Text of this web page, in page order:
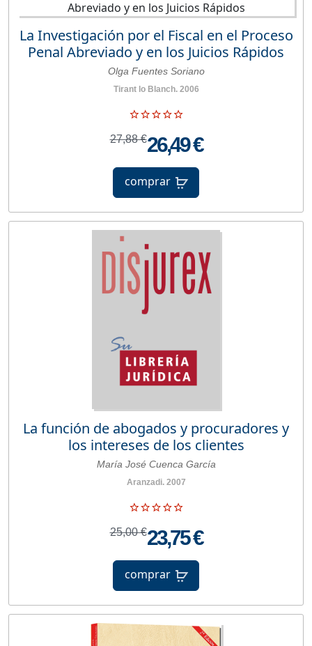
La Investigación por el Fiscal en el Proceso
Penal Abreviado y en los Juicios Rápidos
Olga Fuentes Soriano
Tirant lo Blanch. 2006
27,88 €26,49 €
comprar
La función de abogados y procuradores y
los intereses de los clientes
María José Cuenca García
Aranzadi. 2007
25,00 €23,75 €
comprar